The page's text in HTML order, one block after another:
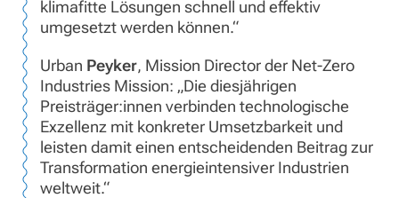
klimafitte Lösungen schnell und effektiv
umgesetzt werden können.“
Urban Peyker, Mission Director der Net-Zero
Industries Mission: „Die diesjährigen
Preisträger:innen verbinden technologische
Exzellenz mit konkreter Umsetzbarkeit und
leisten damit einen entscheidenden Beitrag zur
Transformation energieintensiver Industrien
weltweit.“